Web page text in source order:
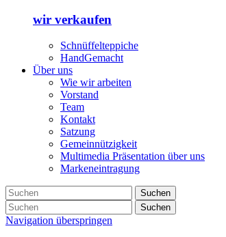
wir verkaufen
Schnüffelteppiche
HandGemacht
Über uns
Wie wir arbeiten
Vorstand
Team
Kontakt
Satzung
Gemeinnützigkeit
Multimedia Präsentation über uns
Markeneintragung
Suchen
Suchen
Navigation überspringen